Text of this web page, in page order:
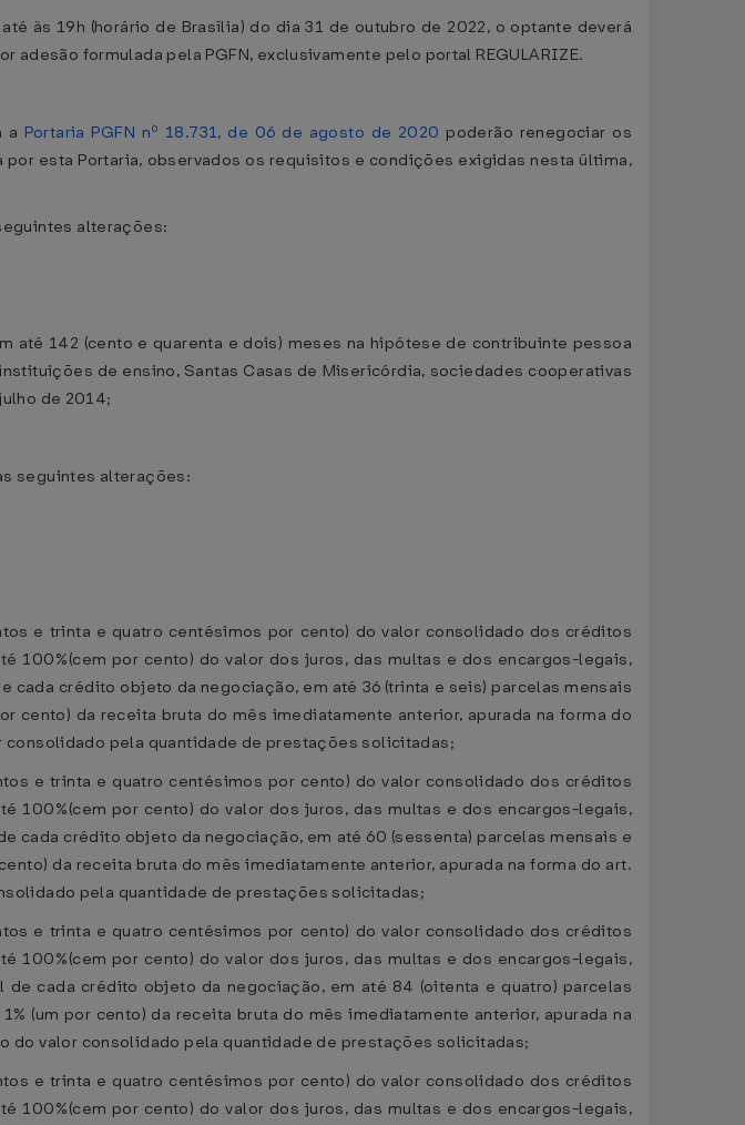
às 19h (horário de Brasília) do dia 31 de outubro de 2022, o optante deverá
formulada pela PGFN, exclusivamente pelo portal REGULARIZE.
a Portaria PGFN nº 18.731, de 06 de agosto de 2020 poderão renegociar os
esta Portaria, observados os requisitos e condições exigidas nesta última,
alterações:
142 (cento e quarenta e dois) meses na hipótese de contribuinte pessoa
de ensino, Santas Casas de Misericórdia, sociedades cooperativas
de 2014;
seguintes alterações:
e trinta e quatro centésimos por cento) do valor consolidado dos créditos
100%(cem por cento) do valor dos juros, das multas e dos encargos-legais,
crédito objeto da negociação, em até 36 (trinta e seis) parcelas mensais
cento) da receita bruta do mês imediatamente anterior, apurada na forma do
consolidado pela quantidade de prestações solicitadas;
e trinta e quatro centésimos por cento) do valor consolidado dos créditos
100%(cem por cento) do valor dos juros, das multas e dos encargos-legais,
cada crédito objeto da negociação, em até 60 (sessenta) parcelas mensais e
da receita bruta do mês imediatamente anterior, apurada na forma do art.
pela quantidade de prestações solicitadas;
e trinta e quatro centésimos por cento) do valor consolidado dos créditos
100%(cem por cento) do valor dos juros, das multas e dos encargos-legais,
cada crédito objeto da negociação, em até 84 (oitenta e quatro) parcelas
(um por cento) da receita bruta do mês imediatamente anterior, apurada na
do valor consolidado pela quantidade de prestações solicitadas;
e trinta e quatro centésimos por cento) do valor consolidado dos créditos
100%(cem por cento) do valor dos juros, das multas e dos encargos-legais,